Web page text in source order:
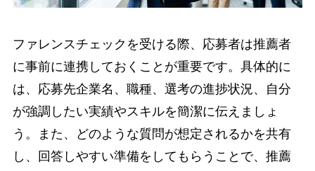
ファレンスチェックを受ける際、応募者は推薦者
に事前に連携しておくことが重要です。具体的に
は、応募先企業名、職種、選考の進捗状況、自分
が強調したい実績やスキルを簡潔に伝えましょ
う。また、どのような質問が想定されるかを共有
し、回答しやすい準備をしてもらうことで、推薦